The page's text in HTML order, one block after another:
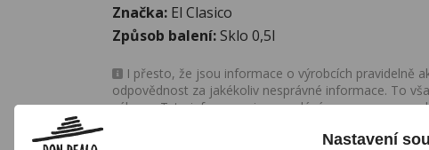
Značka: El Clasico
Způsob balení:Sklo 0,5l
I přesto, že jsou informace o výrobcích pravidelně
odpovědnost za jakékoliv nesprávné informace. To
zákona. Tyto informace jsou podávány pouze pro
kopírovány bez předchozího souhlasu DonPealo ani
Nastavení